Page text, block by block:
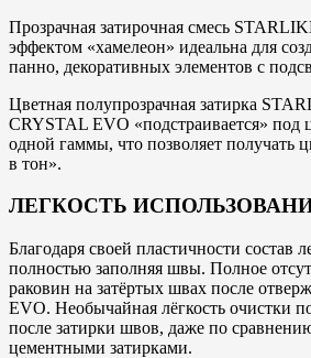
Прозрачная затирочная смесь
эффектом «хамелеон» идеальна для
панно, декоративных элементов с
Цветная полупрозрачная затирка
CRYSTAL EVO «подстраивается» под
одной гаммы, что позволяет получать
в тон».
ЛЕГКОСТЬ
Благодаря своей пластичности состав
полностью заполняя швы. Полное
раковин на затёртых швах после
EVO. Необычайная лёгкость очистки
после затирки швов, даже по
цементными затирками.